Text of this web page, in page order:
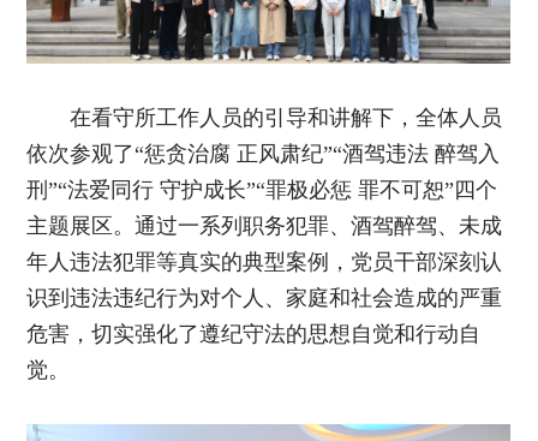
在看守所工作人员的引导和讲解下，全体人员
依次参观了“惩贪治腐 正风肃纪”“酒驾违法 醉驾入
刑”“法爱同行 守护成长”“罪极必惩 罪不可恕”四个
主题展区。通过一系列职务犯罪、酒驾醉驾、未成
年人违法犯罪等真实的典型案例，党员干部深刻认
识到违法违纪行为对个人、家庭和社会造成的严重
危害，切实强化了遵纪守法的思想自觉和行动自
觉。